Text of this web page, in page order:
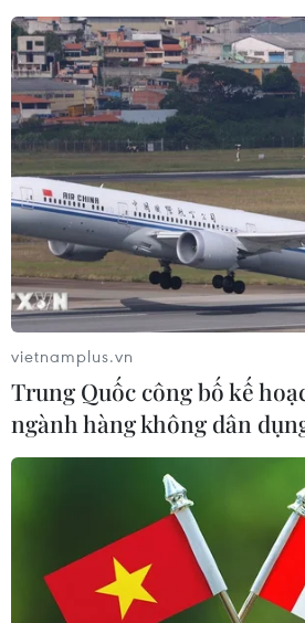
Xung đột Hamas-Israel:
hành tại Dải Gaza
12/12/2023 06:45
Chương trình Lương thực Thế giới
cho biết một nửa dân số Gaza
khi UNRWA cũng cảnh báo "nạn
cả mọi người dân."
vietnamplus.vn
Trung Quốc công bố kế
ngành hàng không dân